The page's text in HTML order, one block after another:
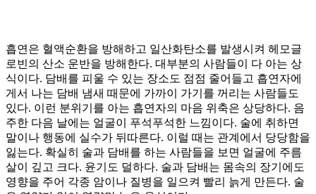
흡연은 혈액순환을 방해하고 일산화탄소를 발생시켜 헤모글
로빈의 산소 운반을 방해한다. 대부분의 사람들이 다 아는 상
식이다. 담배를 피울 수 있는 장소도 점점 줄어들고 흡연자에
게서 나는 담배 냄새 때문에 가까이 가기를 꺼리는 사람들도
있다. 이런 분위기를 아는 흡연자의 마음 위축은 상당하다. 음
주한 다음 날에는 얼굴이 푸석푸석한 느낌이다. 술에 취하면
말이나 행동에 실수가 뒤따른다. 이럴 때는 관계에서 당당함을
잃는다. 확실히 술과 담배를 하는 사람들을 보면 얼굴에 주름
살이 깊고 크다. 윤기도 덜하다. 술과 담배는 몸속의 장기에도
영향을 주어 각종 암이나 질병을 일으켜 빨리 늙게 만든다. 술